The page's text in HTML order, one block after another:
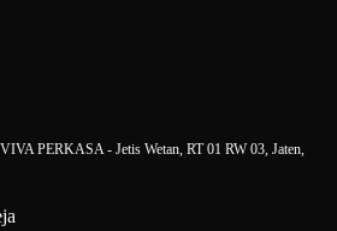
PERKASA - Jetis Wetan, RT 01 RW 03, Jaten,